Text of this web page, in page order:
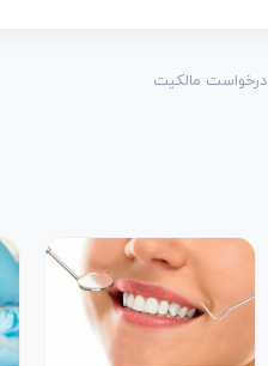
درخواست مالکیت